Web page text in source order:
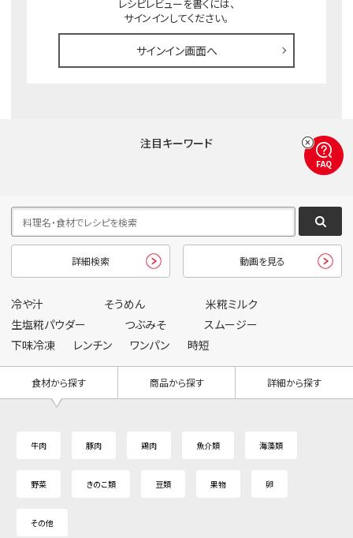
レシピレビューを書くには、
サインインしてください。
サインイン画面へ
注目キーワード
詳細検索 動画を見る
冷や汁 そうめん
米糀ミルク
生塩糀パウダー
つぶみそ
スムージー
下味冷凍
レンチン ワンパン 時短
食材から探す 商品から探す 詳細から探す
牛肉 豚肉 鶏肉 魚介類 海藻類
野菜 きのこ類 豆類 果物 卵
その他
FAQ